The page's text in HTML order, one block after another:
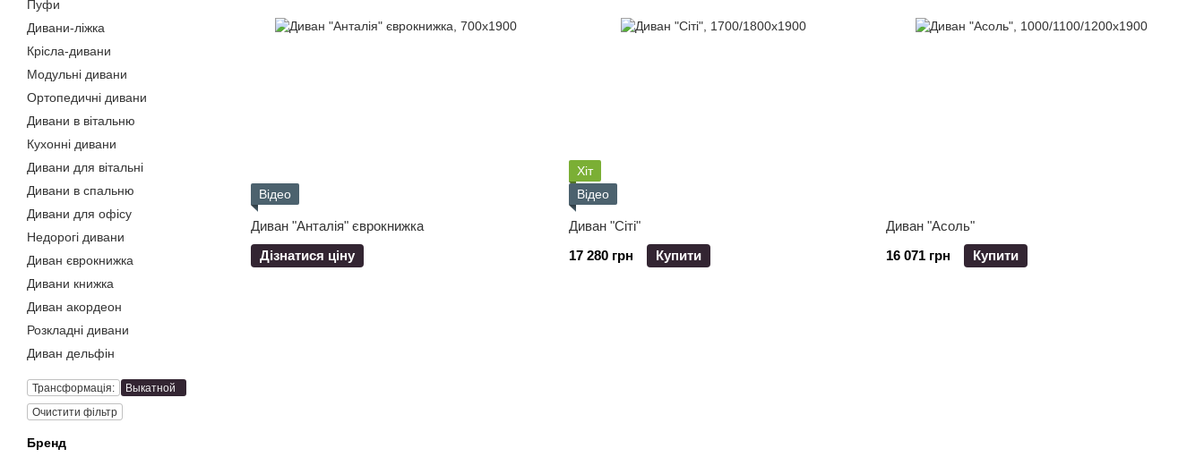
Відео
Диван "Анталія" єврокнижка
Дізнатися ціну
Хіт
Відео
Диван "Сіті"
17 280 грн
Купити
Диван "Асоль"
16 071 грн
Купити
Пуфи
Дивани-ліжка
Крісла-дивани
Модульні дивани
Ортопедичні дивани
Дивани в вітальню
Кухонні дивани
Дивани для вітальні
Дивани в спальню
Дивани для офісу
Недорогі дивани
Диван єврокнижка
Дивани книжка
Диван акордеон
Розкладні дивани
Диван дельфін
Трансформація:
Выкатной
Очистити фільтр
Бренд